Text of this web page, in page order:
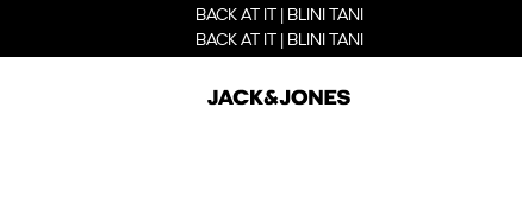
BACK AT IT | BLINI TANI
BACK AT IT | BLINI TANI